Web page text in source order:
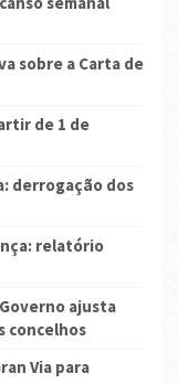
sobre a Carta de
de 1 de
derrogação dos
relatório
ajusta
concelhos
Via para